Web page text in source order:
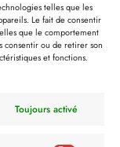
telles que les
Le fait de consentir
que le comportement
consentir ou de retirer son
et fonctions.
Toujours activé